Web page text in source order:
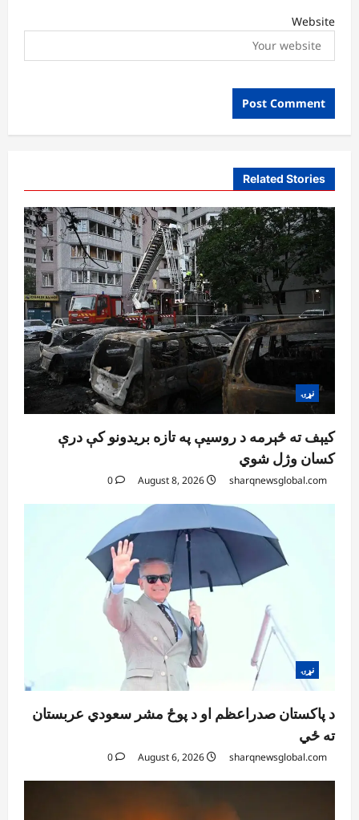
Website
Related Stories
نړۍ
کیېف ته څېرمه د روسیې په تازه بریدونو کې درې
کسان وژل شوي
sharqnewsglobal.com
0
نړۍ
د پاکستان صدراعظم او د پوځ مشر سعودي عربستان
ته ځي
sharqnewsglobal.com
0